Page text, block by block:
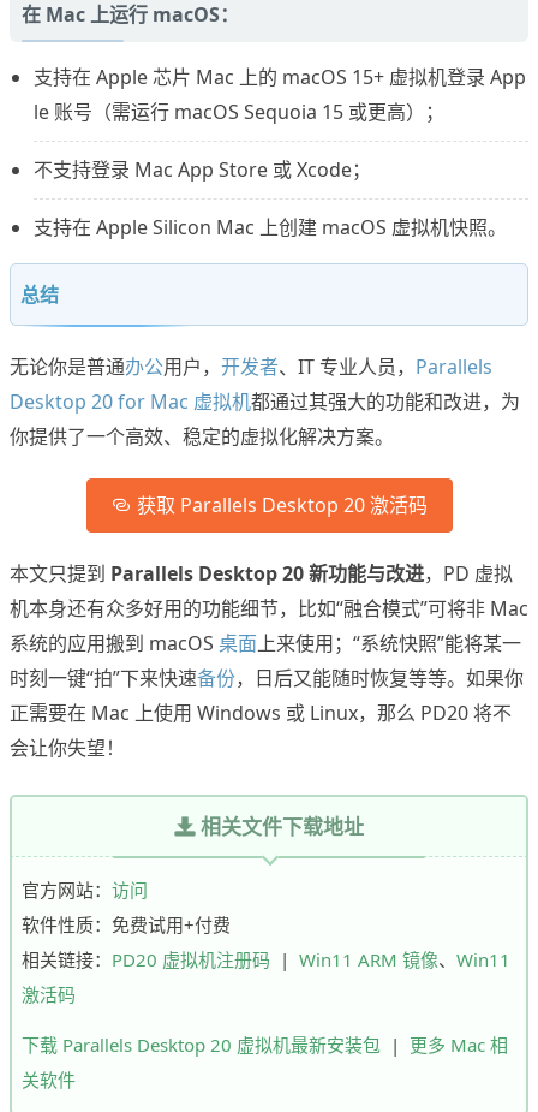
在 Mac 上运行 macOS：
支持在 Apple 芯片 Mac 上的 macOS 15+ 虚拟机登录 App
le 账号（需运行 macOS Sequoia 15 或更高）；
不支持登录 Mac App Store 或 Xcode；
支持在 Apple Silicon Mac 上创建 macOS 虚拟机快照。
总结
无论你是普通办公用户， 开发者、IT 专业人员， Parallels
Desktop 20 for Mac 虚拟机都通过其强大的功能和改进，为
你提供了一个高效、稳定的虚拟化解决方案。
获取 Parallels Desktop 20 激活码
本文只提到 Parallels Desktop 20 新功能与改进，PD 虚拟
机本身还有众多好用的功能细节，比如“融合模式”可将非 Mac
系统的应用搬到 macOS 桌面上来使用；“系统快照”能将某一
时刻一键“拍”下来快速备份，日后又能随时恢复等等。如果你
正需要在 Mac 上使用 Windows 或 Linux，那么 PD20 将不
会让你失望！
相关文件下载地址
官方网站： 访问
软件性质：免费试用+付费
相关链接： PD20 虚拟机注册码 | Win11 ARM 镜像、 Win11
激活码
下载 Parallels Desktop 20 虚拟机最新安装包 | 更多 Mac 相
关软件